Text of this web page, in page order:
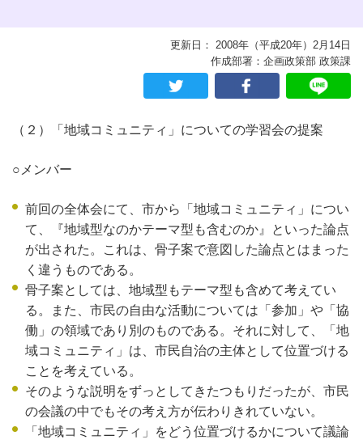
更新日： 2008年（平成20年）2月14日
作成部署：企画政策部 政策課
（２）「地域コミュニティ」についての学習会の提案
○メンバー
前回の全体会にて、市から「地域コミュニティ」につい
て、『地域型なのかテーマ型も含むのか』といった論点
が出された。これは、骨子案で意図した論点とはまった
く違うものである。
骨子案としては、地域型もテーマ型も含めて考えてい
る。また、市民の自由な活動については「参加」や「協
働」の領域であり別のものである。それに対して、「地
域コミュニティ」は、市民自治の主体として位置づける
ことを考えている。
そのような説明をずっとしてきたつもりだったが、市民
の会議の中でもその考え方が伝わりきれていない。
「地域コミュニティ」をどう位置づけるかについて議論